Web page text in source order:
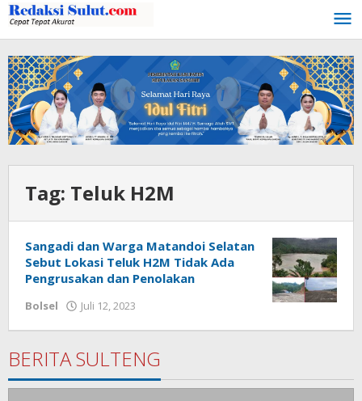
Lewati
ke
konten
Tag: Teluk H2M
Sangadi dan Warga Matandoi Selatan
Sebut Lokasi Teluk H2M Tidak Ada
Pengrusakan dan Penolakan
Bolsel Juli 12, 2023
BERITA SULTENG